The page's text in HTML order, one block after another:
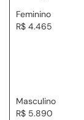
Feminino
R$ 4.465
Masculino
R$ 5.890